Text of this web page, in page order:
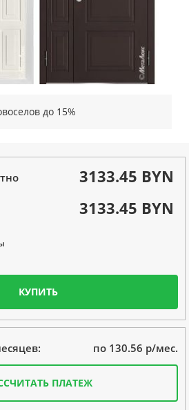
до 15%
3133.45 BYN
3133.45 BYN
КУПИТЬ
по 130.56 р/мес.
ПЛАТЕЖ